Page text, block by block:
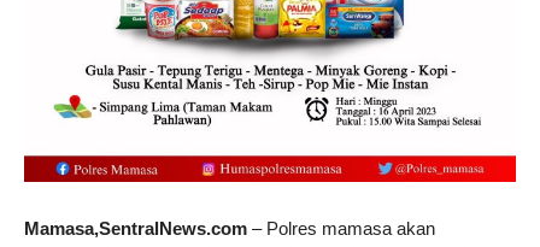
Mamasa,SentralNews.com – Polres mamasa akan